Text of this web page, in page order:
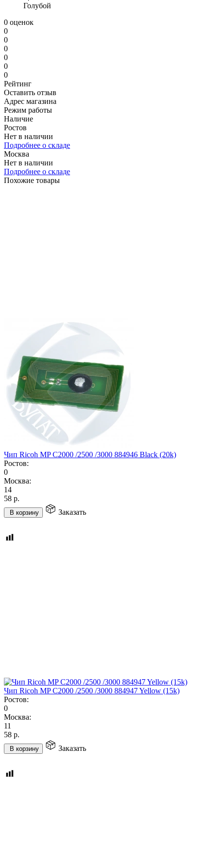
Голубой
0 оценок
0
0
0
0
0
0
Рейтинг
Оставить отзыв
Адрес магазина
Режим работы
Наличие
Ростов
Нет в наличии
Подробнее о складе
Москва
Нет в наличии
Подробнее о складе
Похожие товары
Чип Ricoh MP C2000 /2500 /3000 884946 Black (20k)
Ростов:
0
Москва:
14
58 р.
В корзину Заказать
Чип Ricoh MP C2000 /2500 /3000 884947 Yellow (15k)
Ростов:
0
Москва:
11
58 р.
В корзину Заказать